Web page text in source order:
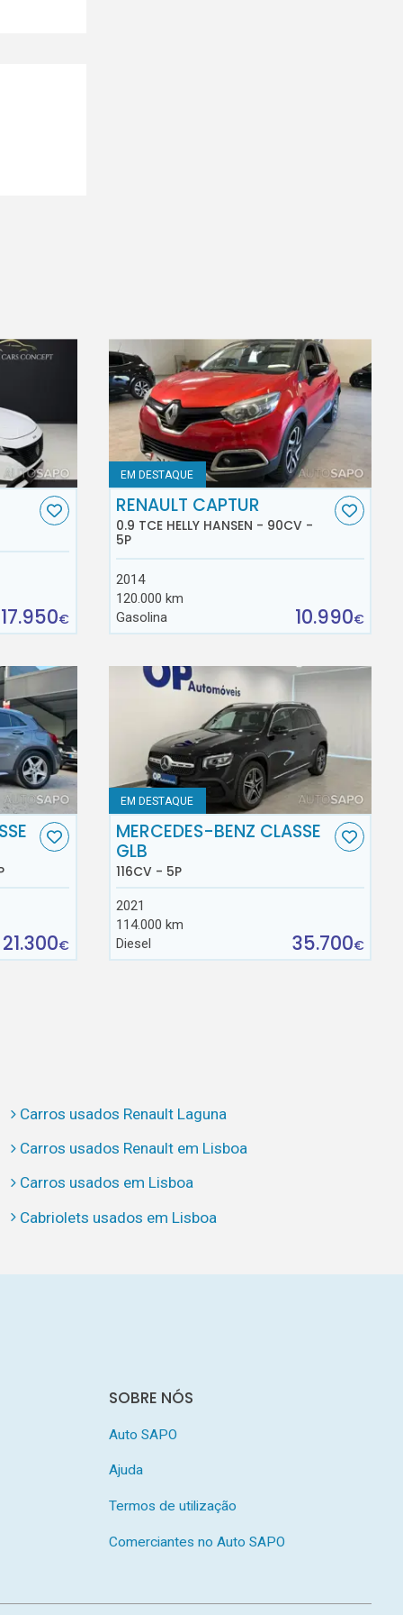
17.950€
EM DESTAQUE
RENAULT CAPTUR
0.9 TCE HELLY HANSEN - 90CV -
5P
2014
120.000 km
Gasolina
10.990€
21.300€
EM DESTAQUE
MERCEDES-BENZ CLASSE
GLB
116CV - 5P
2021
114.000 km
Diesel
35.700€
Carros usados Renault Laguna
Carros usados Renault em Lisboa
Carros usados em Lisboa
Cabriolets usados em Lisboa
SOBRE NÓS
Auto SAPO
Ajuda
Termos de utilização
Comerciantes no Auto SAPO